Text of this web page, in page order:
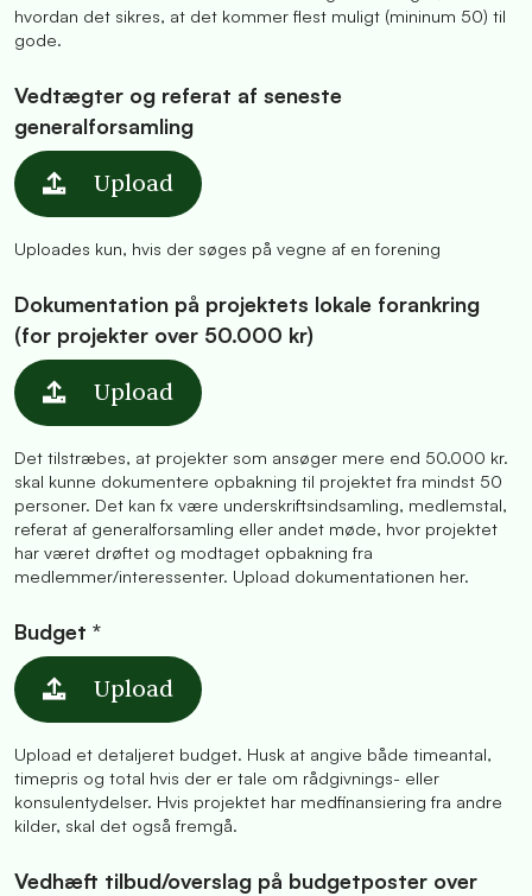
hvordan det sikres, at det kommer flest muligt (mininum 50) til
gode.
Vedtægter og referat af seneste
generalforsamling
Upload
Uploades kun, hvis der søges på vegne af en forening
Dokumentation på projektets lokale forankring
(for projekter over 50.000 kr)
Upload
Det tilstræbes, at projekter som ansøger mere end 50.000 kr.
skal kunne dokumentere opbakning til projektet fra mindst 50
personer. Det kan fx være underskriftsindsamling, medlemstal,
referat af generalforsamling eller andet møde, hvor projektet
har været drøftet og modtaget opbakning fra
medlemmer/interessenter. Upload dokumentationen her.
Budget *
Upload
Upload et detaljeret budget. Husk at angive både timeantal,
timepris og total hvis der er tale om rådgivnings- eller
konsulentydelser. Hvis projektet har medfinansiering fra andre
kilder, skal det også fremgå.
Vedhæft tilbud/overslag på budgetposter over